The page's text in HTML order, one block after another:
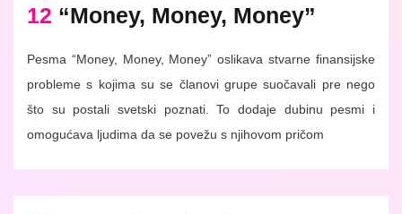
12 “Money, Money, Money”
Pesma “Money, Money, Money” oslikava stvarne finansijske
probleme s kojima su se članovi grupe suočavali pre nego
što su postali svetski poznati. To dodaje dubinu pesmi i
omogućava ljudima da se povežu s njihovom pričom